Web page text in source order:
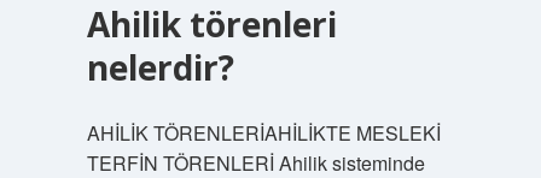
Ahilik törenleri
nelerdir?
AHİLİK TÖRENLERİAHİLİKTE MESLEKİ
TERFİN TÖRENLERİ Ahilik sisteminde